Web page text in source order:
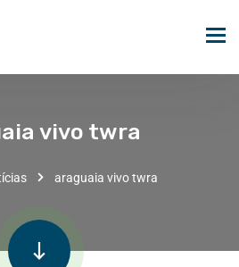
vivo twra
araguaia vivo twra